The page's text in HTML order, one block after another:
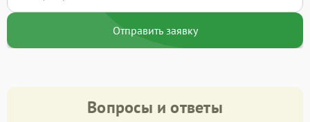
Отправить заявку
Вопросы и ответы